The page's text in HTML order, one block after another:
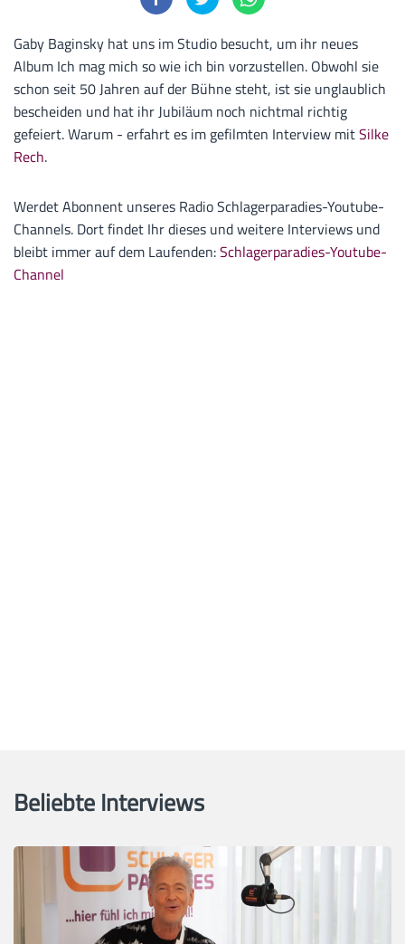
Gaby Baginsky hat uns im Studio besucht, um ihr neues
Album Ich mag mich so wie ich bin vorzustellen. Obwohl sie
schon seit 50 Jahren auf der Bühne steht, ist sie unglaublich
bescheiden und hat ihr Jubiläum noch nichtmal richtig
gefeiert. Warum - erfahrt es im gefilmten Interview mitSilke
Rech.
Werdet Abonnent unseres Radio Schlagerparadies-Youtube-
Channels. Dort findet Ihr dieses und weitere Interviews und
bleibt immer auf dem Laufenden:Schlagerparadies-Youtube-
Channel
Beliebte Interviews